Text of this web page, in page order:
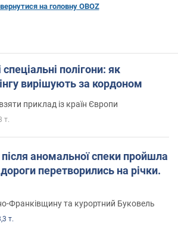
на головну OBOZ
полігони: як
вирішують за кордоном
приклад із країн Європи
т.
аномальної спеки пройшла
перетворились на річки.
Франківщину та курортний Буковель
т.